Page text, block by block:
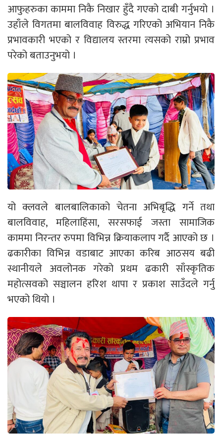
आफुहरुका काममा निकै निखार हुँदै गएको दाबी गर्नुभयो ।
उहाँले विगतमा बालविवाह विरुद्ध गरिएको अभियान निकै
प्रभावकारी भएको र विद्यालय स्तरमा त्यसको राम्रो प्रभाव
परेको बताउनुभयो ।
यो क्लवले बालबालिकाको चेतना अभिबृद्धि गर्ने तथा
बालविवाह, महिलाहिंसा, सरसफाई जस्ता सामाजिक
काममा निरन्तर रुपमा विभिन्न क्रियाकलाप गर्दै आएको छ ।
ढकारीका विभिन्न वडाबाट आएका करिब आठसय बढी
स्थानीयले अवलोनक गरेको प्रथम ढकारी साँस्कृतिक
महोत्सवको सञ्चालन हरिश थापा र प्रकाश साउँदले गर्नु
भएको थियो ।